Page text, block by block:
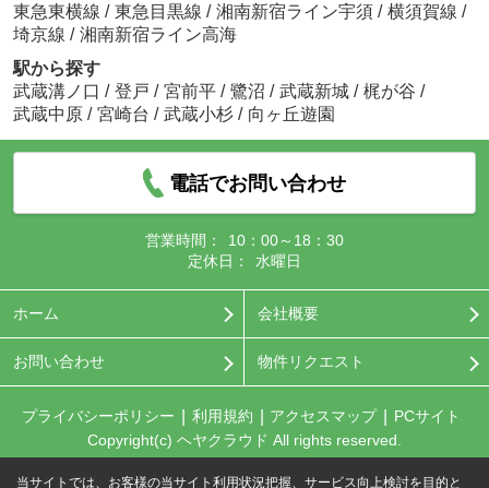
東急東横線 / 東急目黒線 / 湘南新宿ライン宇須 / 横須賀線 /
埼京線 / 湘南新宿ライン高海
駅から探す
武蔵溝ノ口 / 登戸 / 宮前平 / 鷺沼 / 武蔵新城 / 梶が谷 /
武蔵中原 / 宮崎台 / 武蔵小杉 / 向ヶ丘遊園
電話でお問い合わせ
営業時間：
10：00～18：30
定休日：
水曜日
ホーム 会社概要
お問い合わせ 物件リクエスト
プライバシーポリシー 利用規約 アクセスマップ
PCサイト
Copyright(c) ヘヤクラウド All rights reserved.
当サイトでは、お客様の当サイト利用状況把握、サービス向上検討を目的と